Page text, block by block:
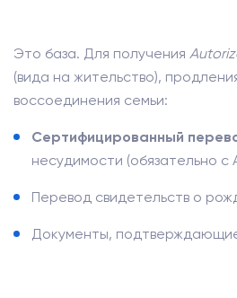
Это база. Для получения
(вида на жительство),
воссоединения семьи:
Сертифицированный
несудимости (обязательно с
Перевод свидетельств о
Документы,